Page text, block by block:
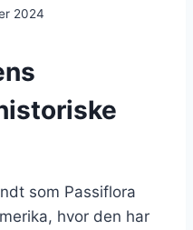
2024
som Passiflora
hvor den har